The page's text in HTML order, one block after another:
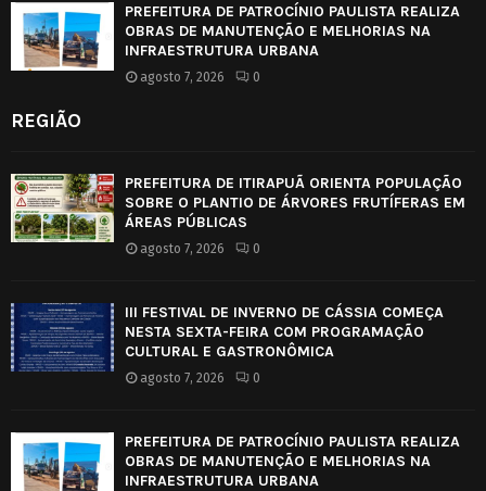
PREFEITURA DE PATROCÍNIO PAULISTA REALIZA
OBRAS DE MANUTENÇÃO E MELHORIAS NA
INFRAESTRUTURA URBANA
agosto 7, 2026 0
REGIÃO
PREFEITURA DE ITIRAPUÃ ORIENTA POPULAÇÃO
SOBRE O PLANTIO DE ÁRVORES FRUTÍFERAS EM
ÁREAS PÚBLICAS
agosto 7, 2026 0
III FESTIVAL DE INVERNO DE CÁSSIA COMEÇA
NESTA SEXTA-FEIRA COM PROGRAMAÇÃO
CULTURAL E GASTRONÔMICA
agosto 7, 2026 0
PREFEITURA DE PATROCÍNIO PAULISTA REALIZA
OBRAS DE MANUTENÇÃO E MELHORIAS NA
INFRAESTRUTURA URBANA